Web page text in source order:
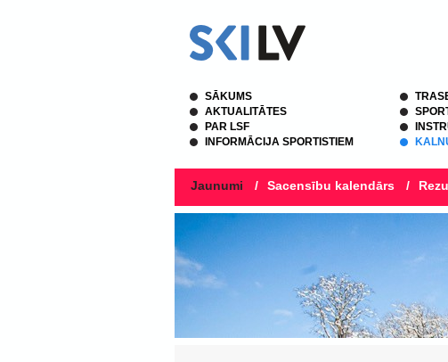
SĀKUMS
AKTUALITĀTES
PAR LSF
INFORMĀCIJA SPORTISTIEM
Jaunumi / Sacensību kalendārs /